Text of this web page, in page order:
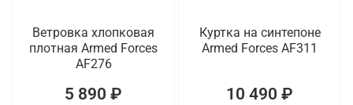
Ветровка хлопковая
плотная Armed Forces
AF276
5 890 ₽
Куртка на синтепоне
Armed Forces AF311
10 490 ₽